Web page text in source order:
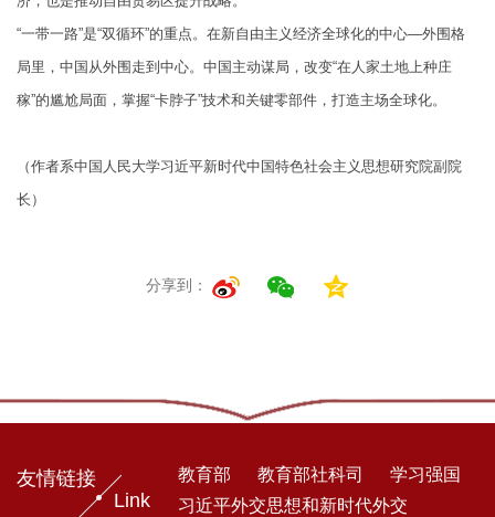
“一带一路”是“双循环”的重点。在新自由主义经济全球化的中心—外围格
局里，中国从外围走到中心。中国主动谋局，改变“在人家土地上种庄
稼”的尴尬局面，掌握“卡脖子”技术和关键零部件，打造主场全球化。
（作者系中国人民大学习近平新时代中国特色社会主义思想研究院副院
长）
分享到：
友情链接
Link
教育部 教育部社科司
学习强国
习近平外交思想和新时代外交